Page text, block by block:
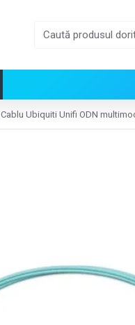
Cablu Ubiquiti Unifi ODN